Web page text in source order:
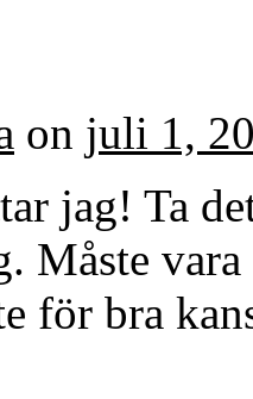
on juli 1,
jag! Ta
Måste
för bra